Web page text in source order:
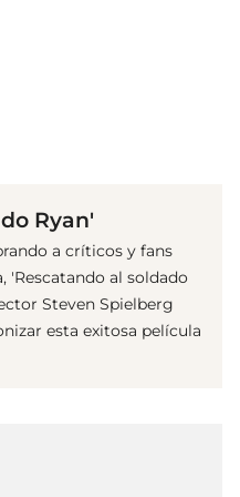
Ryan'
a críticos y fans
'Rescatando al soldado
Steven Spielberg
esta exitosa película